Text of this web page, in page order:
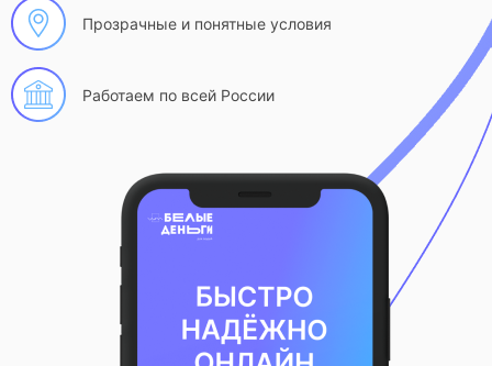
Прозрачные и понятные условия
Работаем по всей России